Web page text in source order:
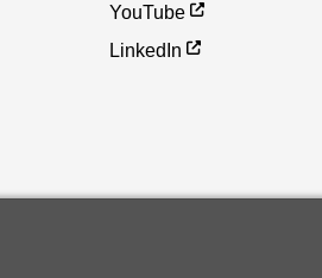
YouTube
LinkedIn